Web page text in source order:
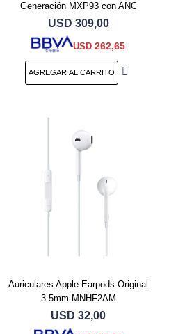
Generación MXP93 con ANC
USD 309,00
USD 262,65
Auriculares Apple Earpods Original
3.5mm MNHF2AM
USD 32,00